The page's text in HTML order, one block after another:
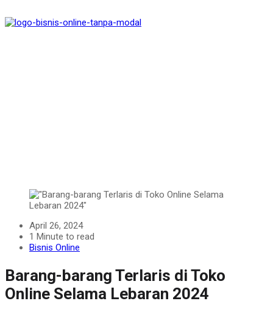
April 26, 2024
1 Minute to read
Bisnis Online
Barang-barang Terlaris di Toko
Online Selama Lebaran 2024